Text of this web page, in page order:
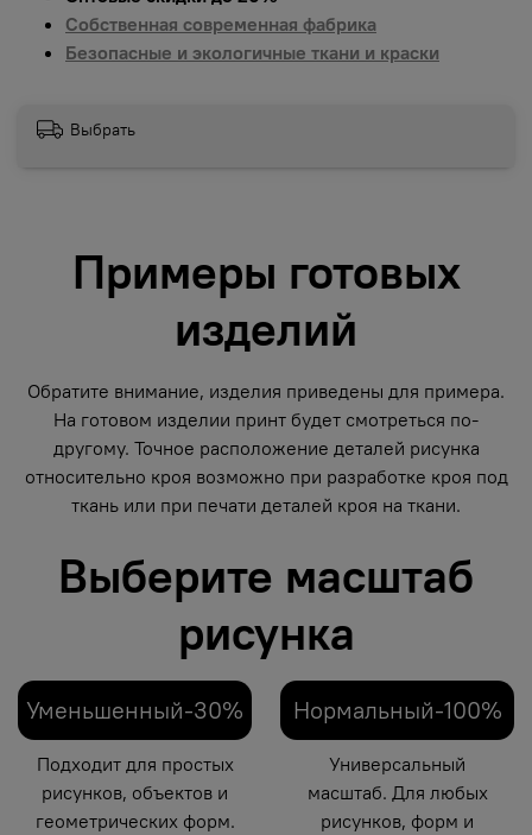
Собственная современная фабрика
Безопасные и экологичные ткани и краски
Выбрать
Примеры готовых
изделий
Обратите внимание, изделия приведены для примера.
На готовом изделии принт будет смотреться по-
другому. Точное расположение деталей рисунка
относительно кроя возможно при разработке кроя под
ткань или при печати деталей кроя на ткани.
Выберите масштаб
рисунка
Уменьшенный-30%
Подходит для простых
рисунков, объектов и
геометрических форм.
Нормальный-100%
Универсальный
масштаб. Для любых
рисунков, форм и